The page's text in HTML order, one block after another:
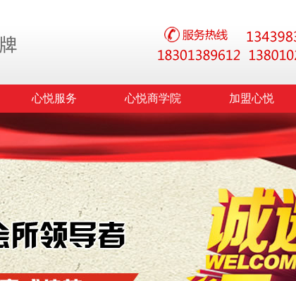
心悦服务 心悦商学院 加盟心悦